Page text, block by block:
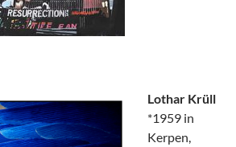
Lothar Krüll
*1959 in
Kerpen,